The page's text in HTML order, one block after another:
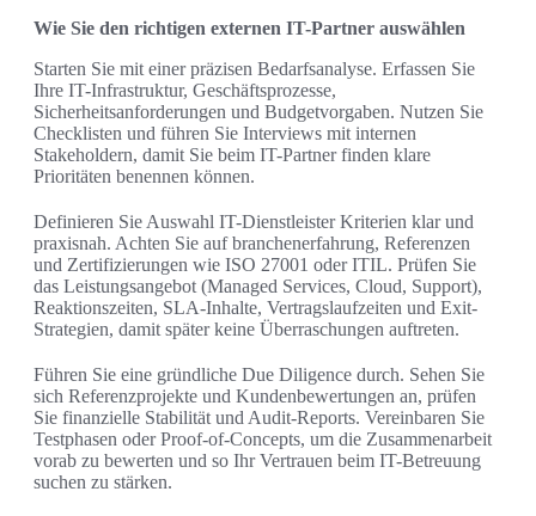
Wie Sie den richtigen externen IT-Partner auswählen
Starten Sie mit einer präzisen Bedarfsanalyse. Erfassen Sie
Ihre IT-Infrastruktur, Geschäftsprozesse,
Sicherheitsanforderungen und Budgetvorgaben. Nutzen Sie
Checklisten und führen Sie Interviews mit internen
Stakeholdern, damit Sie beim IT-Partner finden klare
Prioritäten benennen können.
Definieren Sie Auswahl IT-Dienstleister Kriterien klar und
praxisnah. Achten Sie auf branchenerfahrung, Referenzen
und Zertifizierungen wie ISO 27001 oder ITIL. Prüfen Sie
das Leistungsangebot (Managed Services, Cloud, Support),
Reaktionszeiten, SLA-Inhalte, Vertragslaufzeiten und Exit-
Strategien, damit später keine Überraschungen auftreten.
Führen Sie eine gründliche Due Diligence durch. Sehen Sie
sich Referenzprojekte und Kundenbewertungen an, prüfen
Sie finanzielle Stabilität und Audit-Reports. Vereinbaren Sie
Testphasen oder Proof-of-Concepts, um die Zusammenarbeit
vorab zu bewerten und so Ihr Vertrauen beim IT-Betreuung
suchen zu stärken.